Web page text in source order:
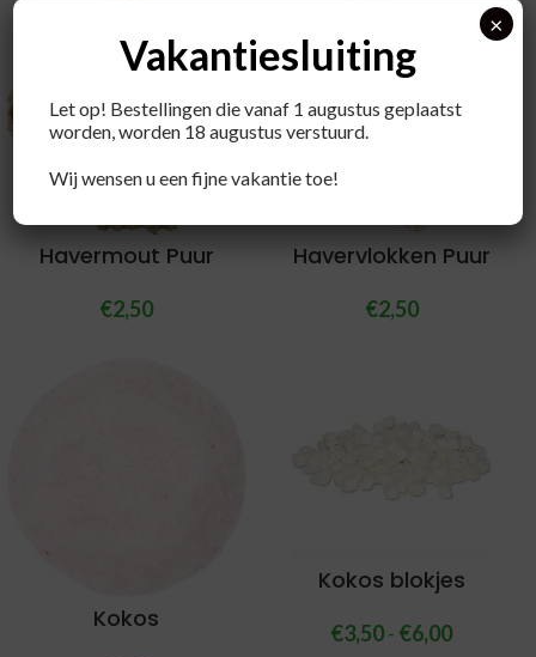
Havermout Puur
€2,50
Havervlokken Puur
€2,50
Kokos
Kokos blokjes
€3,50- €6,00
Vakantiesluiting
Let op! Bestellingen die vanaf 1 augustus geplaatst
worden, worden 18 augustus verstuurd.
Wij wensen u een fijne vakantie toe!
×